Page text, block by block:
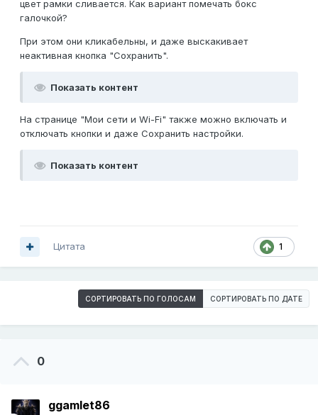
цвет рамки сливается. Как вариант помечать бокс
галочкой?
При этом они кликабельны, и даже выскакивает
неактивная кнопка "Сохранить".
Показать контент
На странице "Мои сети и Wi-Fi" также можно включать и
отключать кнопки и даже Сохранить настройки.
Показать контент
1
Цитата
СОРТИРОВАТЬ ПО ГОЛОСАМ СОРТИРОВАТЬ ПО ДАТЕ
0
ggamlet86